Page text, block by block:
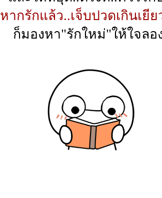
หากรักแล้ว..เจ็บปวดเกินเยีย
ก็มองหา"รักใหม่"ให้ใจลอ